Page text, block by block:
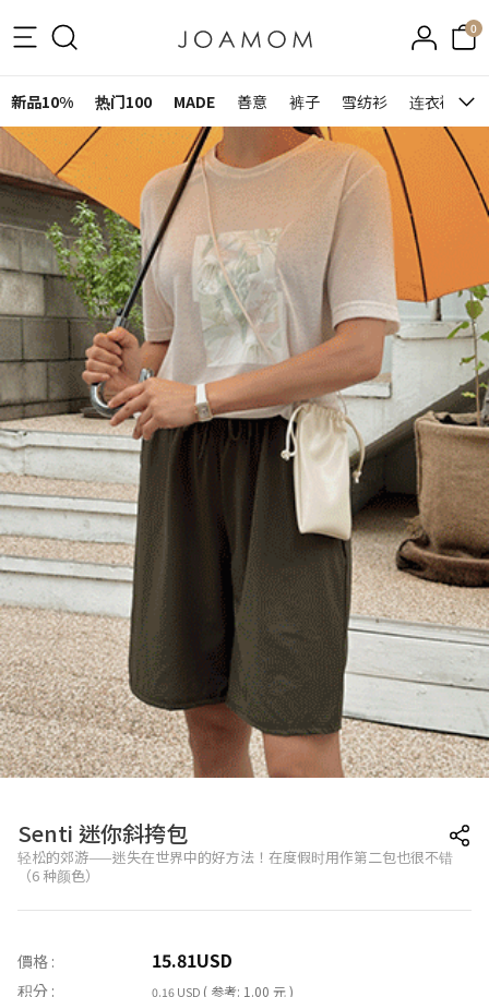
0
新品10% 热门100 MADE 善意 裤子 雪纺衫 连衣裙&裙
Senti 迷你斜挎包
轻松的郊游——迷失在世界中的好方法！在度假时用作第二包也很不错
（6 种颜色）
價格 : 15.81USD
积分 : 0.16 USD ( 参考: 1.00 元 )